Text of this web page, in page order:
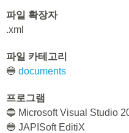
파일 확장자
.xml
파일 카테고리
🔵 documents
프로그램
🔵 Microsoft Visual Studio
🔵 JAPISoft EditiX